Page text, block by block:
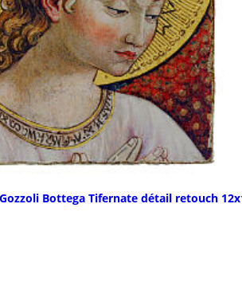
Bottega Tifernate détail retouch